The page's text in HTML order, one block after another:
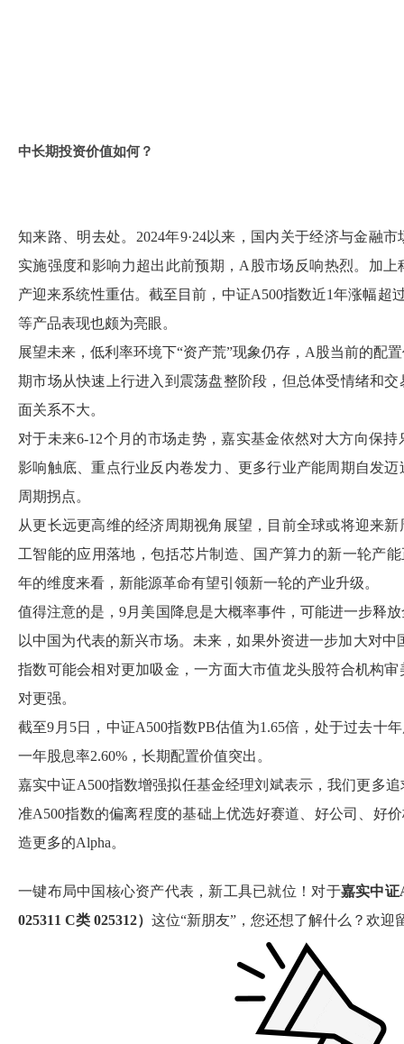
中长期投资价值如何？
知来路、明去处。2024年9·24以来，国内关于经济与金融
实施强度和影响力超出此前预期，A股市场反响热烈。加
产迎来系统性重估。截至目前，中证A500指数近1年涨幅超
等产品表现也颇为亮眼。
展望未来，低利率环境下“资产荒”现象仍存，A股当前的配
期市场从快速上行进入到震荡盘整阶段，但总体受情绪和
面关系不大。
对于未来6-12个月的市场走势，嘉实基金依然对大方向保
影响触底、重点行业反内卷发力、更多行业产能周期自发
周期拐点。
从更长远更高维的经济周期视角展望，目前全球或将迎来
工智能的应用落地，包括芯片制造、国产算力的新一轮产
年的维度来看，新能源革命有望引领新一轮的产业升级。
值得注意的是，9月美国降息是大概率事件，可能进一步释
以中国为代表的新兴市场。未来，如果外资进一步加大对
指数可能会相对更加吸金，一方面大市值龙头股符合机构
对更强。
截至9月5日，中证A500指数PB估值为1.65倍，处于过去十
一年股息率2.60%，长期配置价值突出。
嘉实中证A500指数增强拟任基金经理刘斌表示，我们更多
准A500指数的偏离程度的基础上优选好赛道、好公司、好
造更多的Alpha。
一键布局中国核心资产代表，新工具已就位！对于嘉实中证
025311 C类 025312） 这位“新朋友”，您还想了解什么？欢迎